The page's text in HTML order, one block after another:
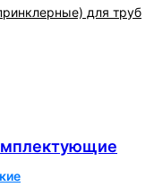
для труб